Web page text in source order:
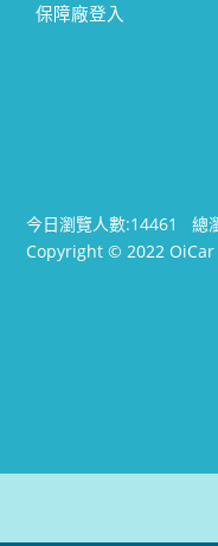
保障廠登入
今日瀏覽人數:14461總
Copyright © 2022 OiCar